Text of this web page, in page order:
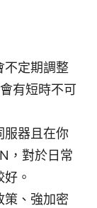
不定期調整
有短時不可
服器且在你
，對於日常
。
策、強加密